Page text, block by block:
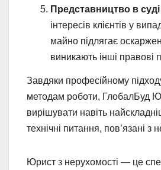
Представництво в суді
інтересів клієнтів у
майно підлягає
виникають інші правові
Завдяки професійному
методам роботи, ГлобалБуд
вирішувати навіть
технічні питання, пов’язані з
Юрист з нерухомості — це